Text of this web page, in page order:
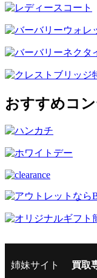
おすすめコ
姉妹サイト 買取